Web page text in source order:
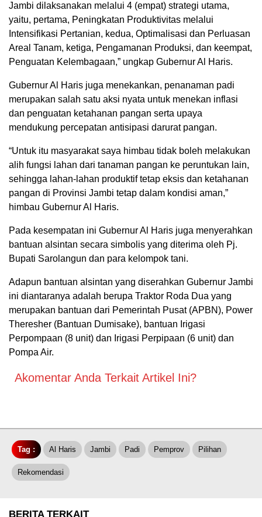
Jambi dilaksanakan melalui 4 (empat) strategi utama,
yaitu, pertama, Peningkatan Produktivitas melalui
Intensifikasi Pertanian, kedua, Optimalisasi dan Perluasan
Areal Tanam, ketiga, Pengamanan Produksi, dan keempat,
Penguatan Kelembagaan,” ungkap Gubernur Al Haris.
Gubernur Al Haris juga menekankan, penanaman padi
merupakan salah satu aksi nyata untuk menekan inflasi
dan penguatan ketahanan pangan serta upaya
mendukung percepatan antisipasi darurat pangan.
“Untuk itu masyarakat saya himbau tidak boleh melakukan
alih fungsi lahan dari tanaman pangan ke peruntukan lain,
sehingga lahan-lahan produktif tetap eksis dan ketahanan
pangan di Provinsi Jambi tetap dalam kondisi aman,”
himbau Gubernur Al Haris.
Pada kesempatan ini Gubernur Al Haris juga menyerahkan
bantuan alsintan secara simbolis yang diterima oleh Pj.
Bupati Sarolangun dan para kelompok tani.
Adapun bantuan alsintan yang diserahkan Gubernur Jambi
ini diantaranya adalah berupa Traktor Roda Dua yang
merupakan bantuan dari Pemerintah Pusat (APBN), Power
Theresher (Bantuan Dumisake), bantuan Irigasi
Perpompaan (8 unit) dan Irigasi Perpipaan (6 unit) dan
Pompa Air.
Akomentar Anda Terkait Artikel Ini?
Tag : Al Haris Jambi Padi Pemprov Pilihan
Rekomendasi
BERITA TERKAIT